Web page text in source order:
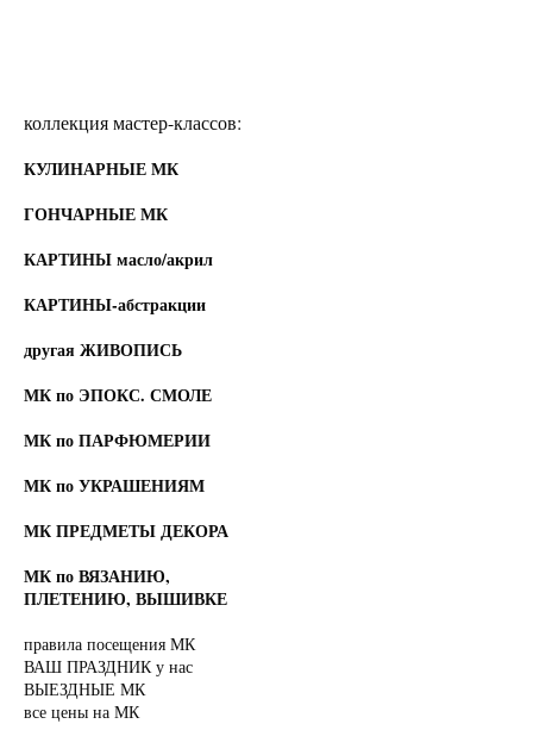
коллекция мастер-классов:
КУЛИНАРНЫЕ МК
ГОНЧАРНЫЕ МК
КАРТИНЫ масло/акрил
КАРТИНЫ-абстракции
другая ЖИВОПИСЬ
МК по ЭПОКС. СМОЛЕ
МК по ПАРФЮМЕРИИ
МК по УКРАШЕНИЯМ
МК ПРЕДМЕТЫ ДЕКОРА
МК по ВЯЗАНИЮ,
ПЛЕТЕНИЮ, ВЫШИВКЕ
правила посещения МК
ВАШ ПРАЗДНИК у нас
ВЫЕЗДНЫЕ МК
все цены на МК